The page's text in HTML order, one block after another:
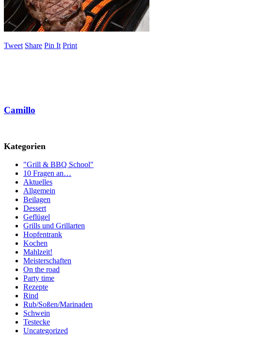
Tweet Share Pin It Print
Camillo
Kategorien
"Grill & BBQ School"
10 Fragen an…
Aktuelles
Allgemein
Beilagen
Dessert
Geflügel
Grills und Grillarten
Hopfentrank
Kochen
Mahlzeit!
Meisterschaften
On the road
Party time
Rezepte
Rind
Rub/Soßen/Marinaden
Schwein
Testecke
Uncategorized